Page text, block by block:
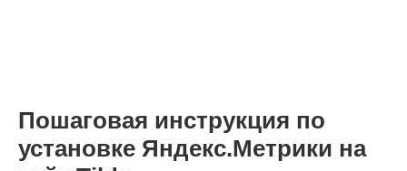
Пошаговая инструкция по
установке Яндекс.Метрики на